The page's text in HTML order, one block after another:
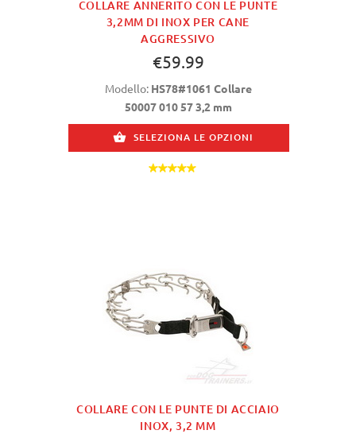
COLLARE ANNERITO CON LE PUNTE
3,2MM DI INOX PER CANE
AGGRESSIVO
€59.99
Modello: HS78#1061 Collare
50007 010 57 3,2 mm
SELEZIONA LE OPZIONI
COLLARE CON LE PUNTE DI ACCIAIO
INOX, 3,2 MM